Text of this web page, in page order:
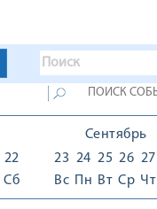
22
Сб
Сентябрь
23
Вс
24
Пн
25
Вт
26
Ср
27
Чт